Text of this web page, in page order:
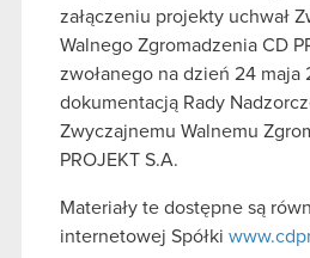
załączeniu projekty uchwał
Walnego Zgromadzenia CD
zwołanego na dzień 24 maja
dokumentacją Rady
Zwyczajnemu Walnemu
PROJEKT S.A.
Materiały te dostępne są
internetowej Spółki